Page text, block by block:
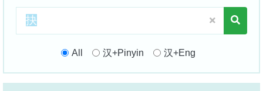
All 汉+Pinyin 汉+Eng